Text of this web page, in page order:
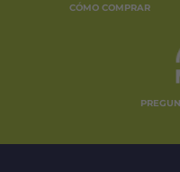
CÓMO COMPRAR